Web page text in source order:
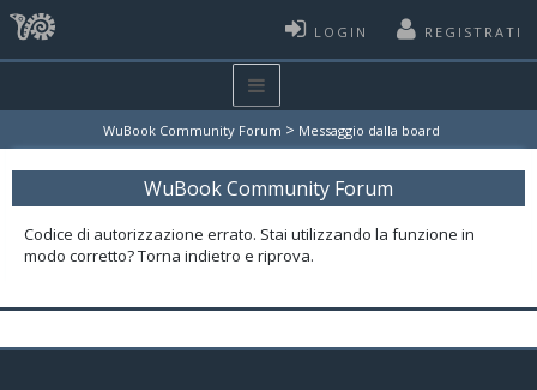
LOGIN REGISTRATI
WuBook Community Forum > Messaggio dalla board
WuBook Community Forum
Codice di autorizzazione errato. Stai utilizzando la funzione in
modo corretto? Torna indietro e riprova.